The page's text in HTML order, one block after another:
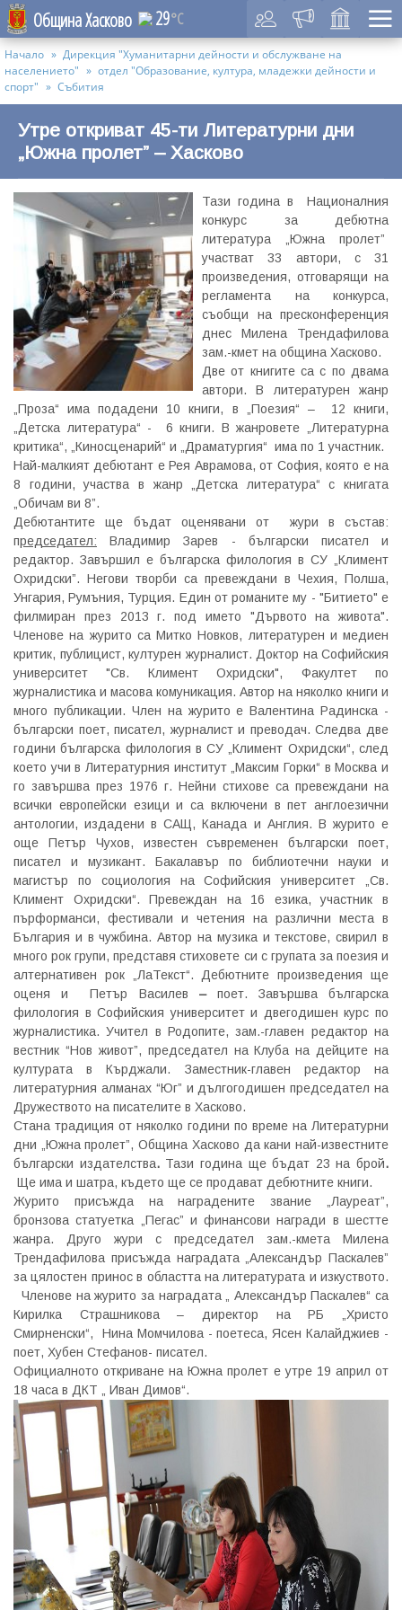
Община Хасково 29°C
Начало
Дирекция "Хуманитарни дейности и обслужване на
населението"
отдел "Образование, култура, младежки дейности и
спорт"
Събития
Утре откриват 45-ти Литературни дни
„Южна пролет” – Хасково
Тази година в Националния
конкурс за дебютна
литература „Южна пролет”
участват 33 автори, с 31
произведения, отговарящи на
регламента на конкурса,
съобщи на пресконференция
днес Милена Трендафилова
зам.-кмет на община Хасково.
Две от книгите са с по двама
автори. В литературен жанр
„Проза“ има подадени 10 книги, в „Поезия“ – 12 книги,
„Детска литература“ - 6 книги. В жанровете „Литературна
критика“, „Киносценарий“ и „Драматургия“ има по 1 участник.
Най-малкият дебютант е Рея Аврамова, от София, която е на
8 години, участва в жанр „Детска литература“ с книгата
„Обичам ви 8”.
Дебютантите ще бъдат оценявани от жури в състав:
председател: Владимир Зарев - български писател и
редактор. Завършил е българска филология в СУ „Климент
Охридски”. Негови творби са превеждани в Чехия, Полша,
Унгария, Румъния, Турция. Един от романите му - "Битието" е
филмиран през 2013 г. под името "Дървото на живота".
Членове на журито са Митко Новков, литературен и медиен
критик, публицист, културен журналист. Доктор на Софийския
университет "Св. Климент Охридски", Факултет по
журналистика и масова комуникация. Автор на няколко книги и
много публикации. Член на журито е Валентина Радинска -
български поет, писател, журналист и преводач. Следва две
години българска филология в СУ „Климент Охридски“, след
което учи в Литературния институт „Максим Горки“ в Москва и
го завършва през 1976 г. Нейни стихове са превеждани на
всички европейски езици и са включени в пет англоезични
антологии, издадени в САЩ, Канада и Англия. В журито е
още Петър Чухов, известен съвременен български поет,
писател и музикант. Бакалавър по библиотечни науки и
магистър по социология на Софийския университет „Св.
Климент Охридски“. Превеждан на 16 езика, участник в
пърформанси, фестивали и четения на различни места в
България и в чужбина. Автор на музика и текстове, свирил в
много рок групи, представя стиховете си с групата за поезия и
алтернативен рок „ЛаТекст“. Дебютните произведения ще
оценя и Петър Василев –поет. Завършва българска
филология в Софийския университет и двегодишен курс по
журналистика. Учител в Родопите, зам.-главен редактор на
вестник “Нов живот”, председател на Клуба на дейците на
културата в Кърджали. Заместник-главен редактор на
литературния алманах “Юг” и дългогодишен председател на
Дружеството на писателите в Хасково.
Стана традиция от няколко години по време на Литературни
дни „Южна пролет”, Община Хасково да кани най-известните
български издателства.Тази година ще бъдат 23 на брой.
Ще има и шатра, където ще се продават дебютните книги.
Журито присъжда на наградените звание „Лауреат”,
бронзова статуетка „Пегас” и финансови награди в шестте
жанра. Друго жури с председател зам.-кмета Милена
Трендафилова присъжда наградата „Александър Паскалев”
за цялостен принос в областта на литературата и изкуството.
Членове на журито за наградата „ Александър Паскалев“ са
Кирилка Страшникова – директор на РБ „Христо
Смирненски“, Нина Момчилова - поетеса, Ясен Калайджиев -
поет, Хубен Стефанов- писател.
Официалното откриване на Южна пролет е утре 19 април от
18 часа в ДКТ „ Иван Димов“.